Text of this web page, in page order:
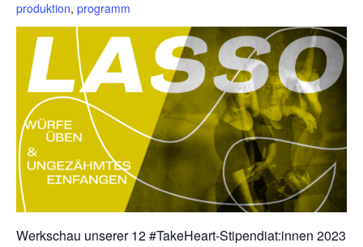
produktion, programm
Werkschau unserer 12 #TakeHeart-Stipendiat:innen 2023